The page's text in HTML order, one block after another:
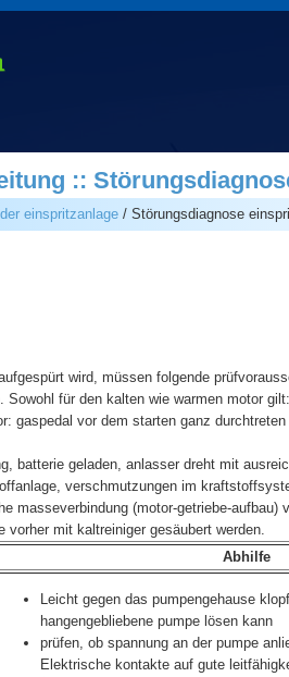
::
einspritzanlage/ Störungsdiagnose
wird, müssen folgende
für den kalten wie warmen motor
gaspedal vor dem starten ganz
batterie geladen, anlasser dreht mit
verschmutzungen im
masseverbindung (motor-getriebe-aufbau)
mit kaltreiniger gesäubert werden.
Abhilfe
Leicht gegen das pumpengehause
hangengebliebene pumpe lösen kann
prüfen, ob spannung an der pumpe
Elektrische kontakte auf gute